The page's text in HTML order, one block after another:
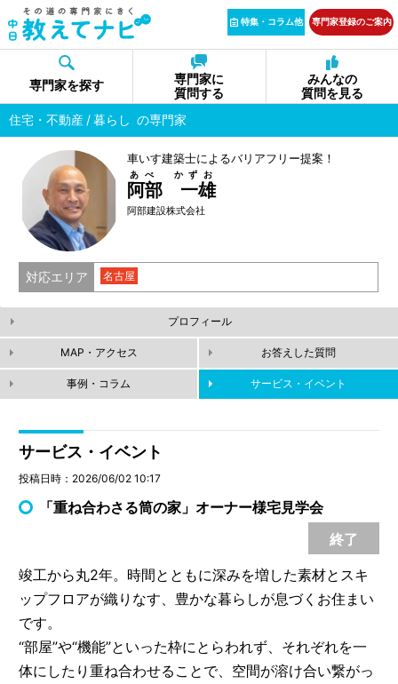
特集・コラム他 専門家登録のご案内
専門家を探す
専門家に
質問する
みんなの
質問を見る
住宅・不動産
暮らし の専門家
車いす建築士によるバリアフリー提案！
阿部 一雄
あべ かずお
阿部建設株式会社
対応エリア 名古屋
プロフィール
MAP・アクセス お答えした質問
事例・コラム サービス・イベント
サービス・イベント
投稿日時：2026/06/02 10:17
「重ね合わさる筒の家」オーナー様宅見学会
終了
竣工から丸2年。時間とともに深みを増した素材とスキ
ップフロアが織りなす、豊かな暮らしが息づくお住まい
です。
“部屋”や“機能”といった枠にとらわれず、それぞれを一
体にしたり重ね合わせることで、空間が溶け合い繋がっ